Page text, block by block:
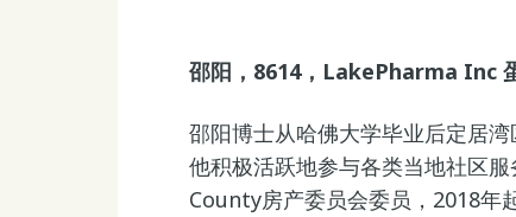
邵阳，8614，LakePharma Inc
邵阳博士从哈佛大学毕业后定居
他积极活跃地参与各类当地社区
County房产委员会委员，2018年